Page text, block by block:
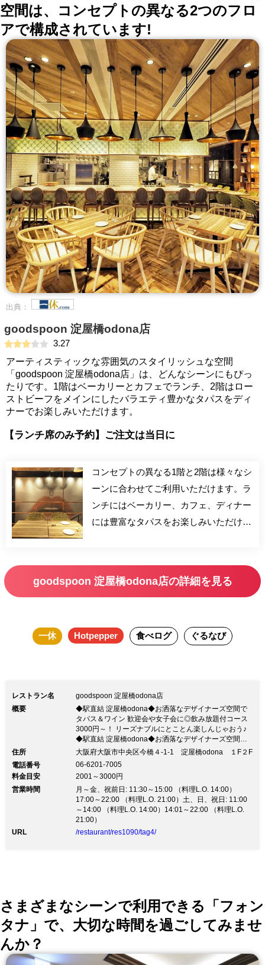
空間は、コンセプトの異なる2つのフロ
アで構成されています!
出典：
goodspoon 淀屋橋odona店
3.27
アーティスティックな雰囲気のスタイリッシュな空間
「goodspoon 淀屋橋odona店」は、どんなシーンにもぴっ
たりです。1階はベーカリーとカフェでランチ、2階はロー
ストビーフをメインにしたバラエティ豊かなタパスをディ
ナーでお楽しみいただけます。
【ランチ席のみ予約】ご注文は当日に
コンセプトの異なる1階と2階は様々なシ
ーンに合わせてご利用いただけます。ラ
ンチにはベーカリー、カフェ、ディナー
には豊富なタパスをお楽しみいただける
goodspoon 淀屋橋odona店の詳細を見る
一休 Hotpepper 食べログ ぐるなび
レストラン名
goodspoon 淀屋橋odona店
概要
◆駅直結 淀屋橋odona◆お洒落なデザイナーズ空間で
タパス＆ワイン 歓迎会や女子会に◎飲み放題付コース
3000円～！ リーズナブルにとことん楽しんじゃおう♪
◆駅直結 淀屋橋odona◆お洒落なデザイナーズ空間で
タパス＆ワイン 歓迎会や女子会に◎飲み放題付コース
♪◆ご来店の際の注意事項 ※衛生対策についてはお店の
最新情報をご覧ください。 ・当店は皆様に検温、手指
の消毒を徹底してからお席へご案内しております。 ・
37.5度以上の熱をお持ちの場合来店をお断りする場合が
あります。 ご理解ご協力の程よろしくお願いいたしま
す。 ◆仕事帰りのサク飲み、女子会～ご宴会まで◎ 利
用シーンに合わせて選べるコースは1500円～！ 飲み放
住所
大阪府大阪市中央区今橋４-1-1 淀屋橋odona １F２F
電話番号
06-6201-7005
料金目安
2001～3000円
営業時間
月～金、祝前日: 11:30～15:00 （料理L.O. 14:00）
17:00～22:00 （料理L.O. 21:00）土、日、祝日: 11:00
～14:00 （料理L.O. 14:00）14:01～22:00 （料理L.O.
21:00）
URL
/restaurant/res1090/tag4/
さまざまなシーンで利用できる「フォン
タナ」で、大切な時間を過ごしてみませ
んか？